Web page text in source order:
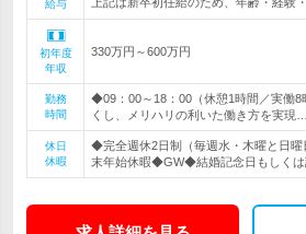
給与
初年度
年収
330万円～600万円
勤務
時間
◆09：00～18：00（休憩1時間／実働
くし、メリハリの利いた働き方を実現…
休日
休暇
◆完全週休2日制（毎週水・木曜と日
末年始休暇◆GW◆結婚記念日もしくは